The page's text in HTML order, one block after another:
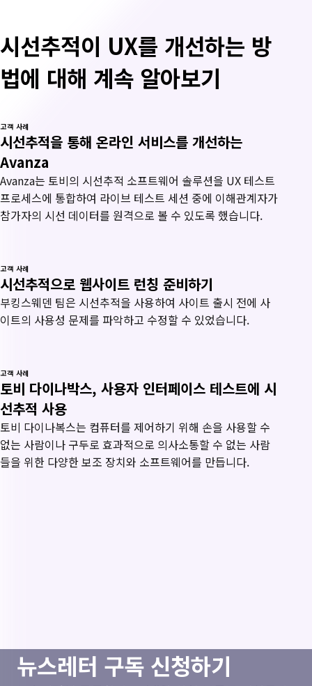
시선추적이 UX를 개선하는 방
법에 대해 계속 알아보기
고객 사례
시선추적을 통해 온라인 서비스를 개선하는
Avanza
Avanza는 토비의 시선추적 소프트웨어 솔루션을 UX 테스트
프로세스에 통합하여 라이브 테스트 세션 중에 이해관계자가
참가자의 시선 데이터를 원격으로 볼 수 있도록 했습니다.
고객 사례
시선추적으로 웹사이트 런칭 준비하기
부킹스웨덴 팀은 시선추적을 사용하여 사이트 출시 전에 사
이트의 사용성 문제를 파악하고 수정할 수 있었습니다.
고객 사례
토비 다이나박스, 사용자 인터페이스 테스트에 시
선추적 사용
토비 다이나복스는 컴퓨터를 제어하기 위해 손을 사용할 수
없는 사람이나 구두로 효과적으로 의사소통할 수 없는 사람
들을 위한 다양한 보조 장치와 소프트웨어를 만듭니다.
뉴스레터 구독 신청하기